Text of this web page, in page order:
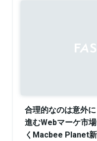
合理的なのは意外
進むWebマーケ市
くMacbee Planet